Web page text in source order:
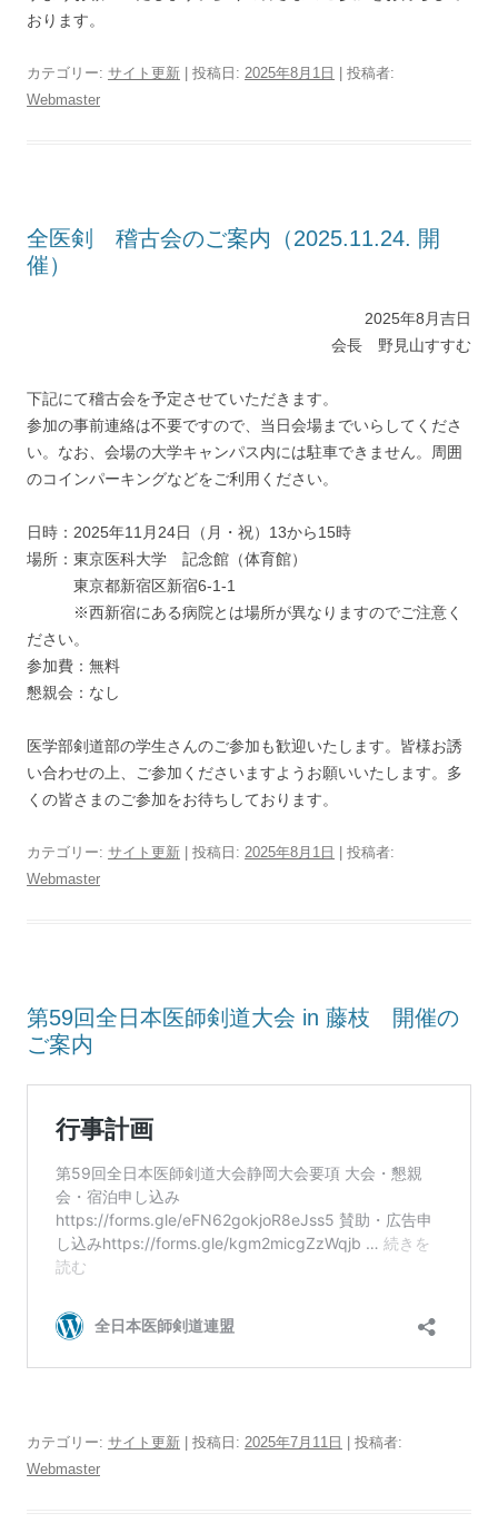
おります。
カテゴリー: サイト更新 | 投稿日: 2025年8月1日
投稿者:
Webmaster
全医剣 稽古会のご案内（2025.11.24. 開
催）
2025年8月吉日
会長 野見山すすむ
下記にて稽古会を予定させていただきます。
参加の事前連絡は不要ですので、当日会場までいらしてくださ
い。なお、会場の大学キャンパス内には駐車できません。周囲
のコインパーキングなどをご利用ください。
日時：2025年11月24日（月・祝）13から15時
場所：東京医科大学 記念館（体育館）
東京都新宿区新宿6-1-1
※西新宿にある病院とは場所が異なりますのでご注意く
ださい。
参加費：無料
懇親会：なし
医学部剣道部の学生さんのご参加も歓迎いたします。皆様お誘
い合わせの上、ご参加くださいますようお願いいたします。多
くの皆さまのご参加をお待ちしております。
カテゴリー: サイト更新 | 投稿日: 2025年8月1日
投稿者:
Webmaster
第59回全日本医師剣道大会 in 藤枝 開催の
ご案内
カテゴリー: サイト更新 | 投稿日: 2025年7月11日
投稿者:
Webmaster